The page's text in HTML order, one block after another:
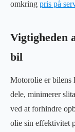
omkring pris på
Vigtigheden
bil
Motorolie er bilens
dele, minimerer
ved at forhindre
olie sin effektivitet